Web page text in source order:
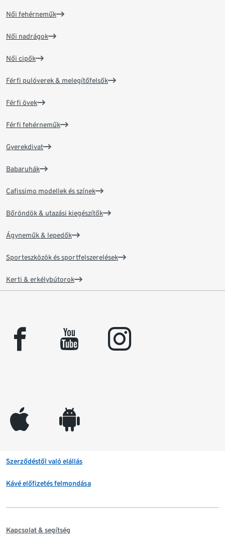
Női fehérneműk
Női nadrágok
Női cipők
Férfi pulóverek & melegítőfelsők
Férfi övek
Férfi fehérneműk
Gyerekdivat
Babaruhák
Cafissimo modellek és színek
Bőröndök & utazási kiegészítők
Ágyneműk & lepedők
Sporteszközök és sportfelszerelések
Kerti & erkélybútorok
facebook youtube instagram
appleinc android
Szerződéstől való elállás
Kávé előfizetés felmondása
Kapcsolat & segítség